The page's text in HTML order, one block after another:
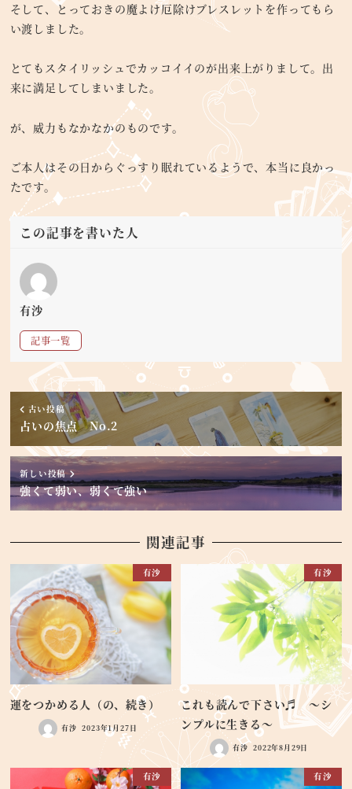
そして、とっておきの魔よけ厄除けブレスレットを作ってもら
い渡しました。
とてもスタイリッシュでカッコイイのが出来上がりまして。出
来に満足してしまいました。
が、威力もなかなかのものです。
ご本人はその日からぐっすり眠れているようで、本当に良かっ
たです。
この記事を書いた人
有沙
記事一覧
古い投稿
占いの焦点 No.2
新しい投稿
強くて弱い、弱くて強い
関連記事
有沙
運をつかめる人（の、続き）
有沙 2023年1月27日
有沙
これも読んで下さい♬ ～シ
ンプルに生きる～
有沙 2022年8月29日
有沙 有沙